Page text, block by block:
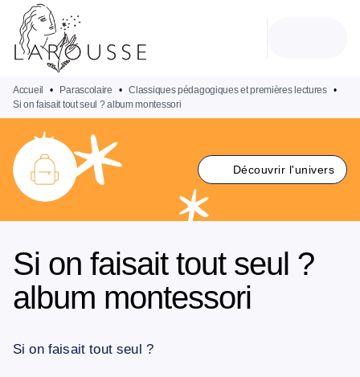
MENU
PIED DE PAGE
Accueil • Parascolaire • Classiques pédagogiques et premières lectures •
Si on faisait tout seul ? album montessori
Découvrir l'univers
Si on faisait tout seul ?
album montessori
Si on faisait tout seul ?